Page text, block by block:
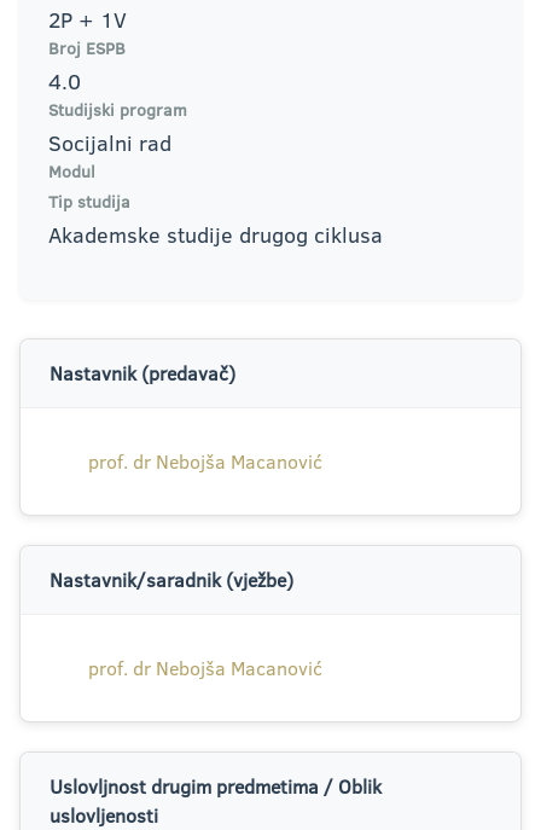
2P + 1V
Broj ESPB
4.0
Studijski program
Socijalni rad
Modul
Tip studija
Akademske studije drugog ciklusa
Nastavnik (predavač)
prof. dr Nebojša Macanović
Nastavnik/saradnik (vježbe)
prof. dr Nebojša Macanović
Uslovljnost drugim predmetima / Oblik
uslovljenosti